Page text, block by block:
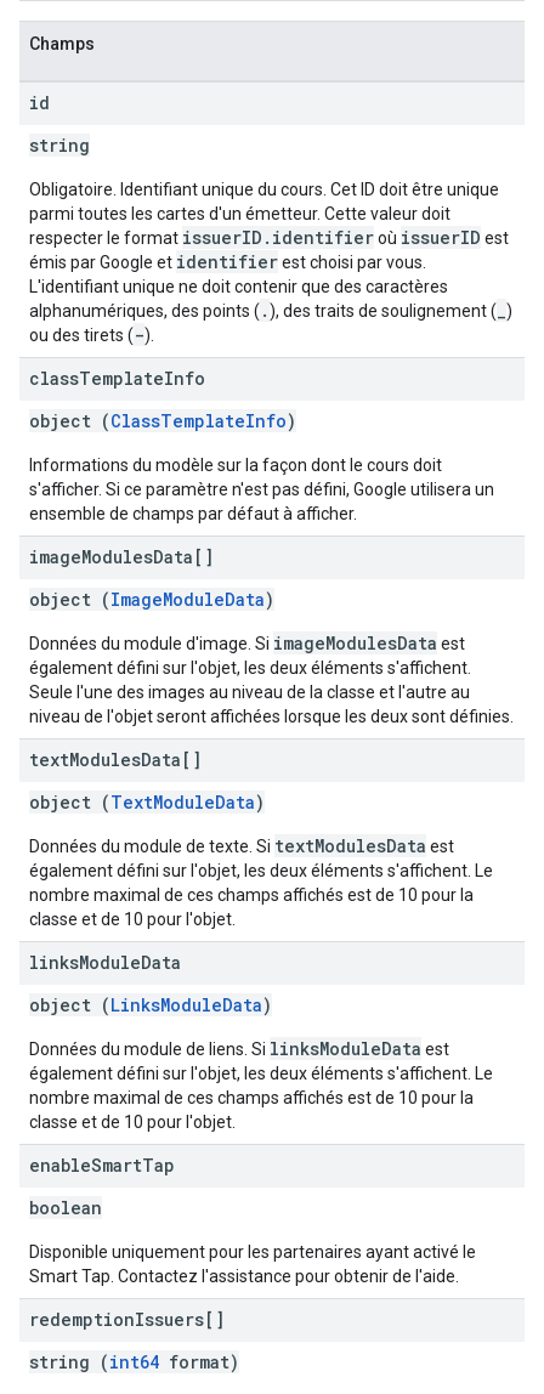
Champs
id
string
Obligatoire. Identifiant unique du cours. Cet ID doit être unique
parmi toutes les cartes d'un émetteur. Cette valeur doit
respecter le format issuerID.identifieroù issuerID est
émis par Google et identifierest choisi par vous.
L'identifiant unique ne doit contenir que des caractères
alphanumériques, des points ( .), des traits de soulignement ( )
ou des tirets (-).
classTemplateInfo
object (ClassTemplateInfo)
Informations du modèle sur la façon dont le cours doit
s'afficher. Si ce paramètre n'est pas défini, Google utilisera un
ensemble de champs par défaut à afficher.
imageModulesData[]
object (ImageModuleData)
Données du module d'image. Si imageModulesData est
également défini sur l'objet, les deux éléments s'affichent.
Seule l'une des images au niveau de la classe et l'autre au
niveau de l'objet seront affichées lorsque les deux sont définies.
textModulesData[]
object (TextModuleData)
Données du module de texte. Si textModulesData est
également défini sur l'objet, les deux éléments s'affichent. Le
nombre maximal de ces champs affichés est de 10 pour la
classe et de 10 pour l'objet.
linksModuleData
object (LinksModuleData)
Données du module de liens. Si linksModuleData est
également défini sur l'objet, les deux éléments s'affichent. Le
nombre maximal de ces champs affichés est de 10 pour la
classe et de 10 pour l'objet.
enableSmartTap
boolean
Disponible uniquement pour les partenaires ayant activé le
Smart Tap. Contactez l'assistance pour obtenir de l'aide.
redemptionIssuers[]
string (int64 format)